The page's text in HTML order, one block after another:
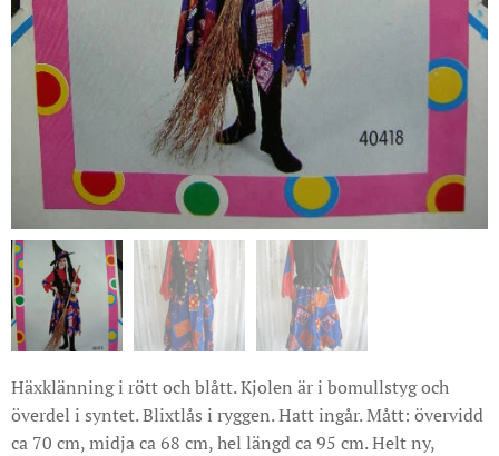
Häxklänning i rött och blått. Kjolen är i bomullstyg och
överdel i syntet. Blixtlås i ryggen. Hatt ingår. Mått: övervidd
ca 70 cm, midja ca 68 cm, hel längd ca 95 cm. Helt ny,